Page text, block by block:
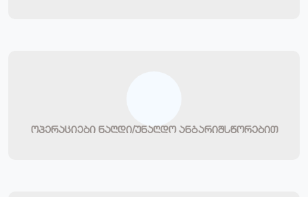
ოპერაციები ნაღდი/უნაღდო ანგარიშსწორებით